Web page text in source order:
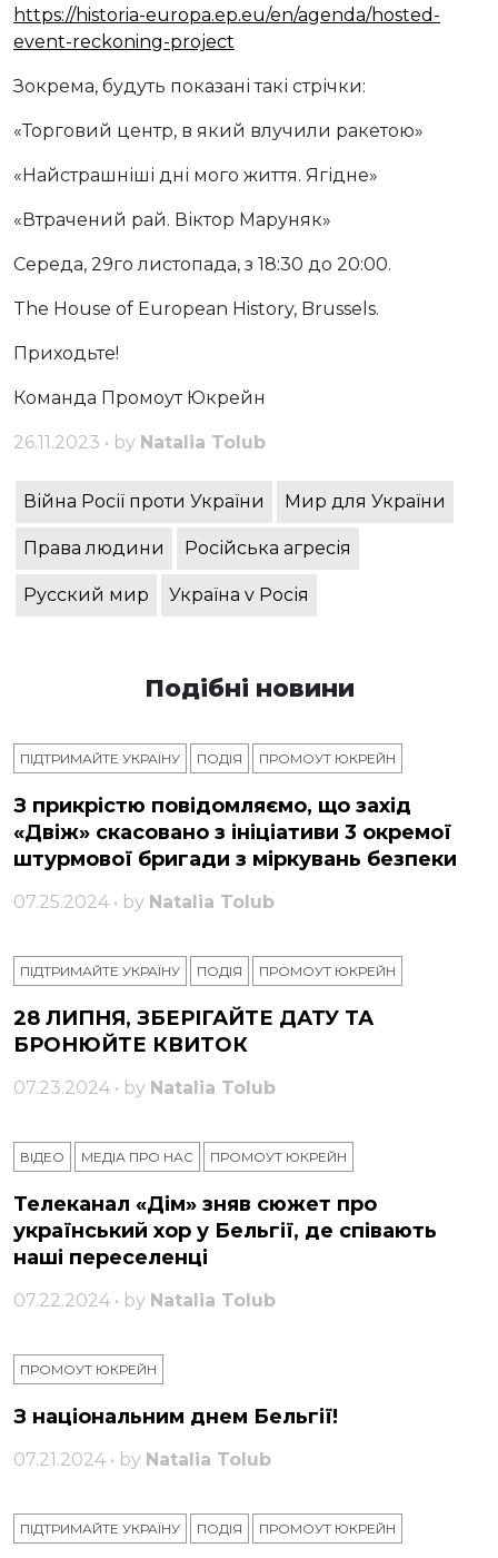
https://historia-europa.ep.eu/en/agenda/hosted-
event-reckoning-project
Зокрема, будуть показані такі стрічки:
«Торговий центр, в який влучили ракетою»
«Найстрашніші дні мого життя. Ягідне»
«Втрачений рай. Віктор Маруняк»
Середа, 29го листопада, з 18:30 до 20:00.
The House of European History, Brussels.
Приходьте!
Команда Промоут Юкрейн
26.11.2023 • by Natalia Tolub
Війна Росії проти України Мир для України
Права людини Російська агресія
Русский мир Україна v Росія
Подібні новини
ПІДТРИМАЙТЕ УКРАЇНУ ПОДІЯ ПРОМОУТ ЮКРЕЙН
З прикрістю повідомляємо, що захід
«Двіж» скасовано з ініціативи 3 окремої
штурмової бригади з міркувань безпеки
07.25.2024 • by Natalia Tolub
ПІДТРИМАЙТЕ УКРАЇНУ ПОДІЯ ПРОМОУТ ЮКРЕЙН
28 ЛИПНЯ, ЗБЕРІГАЙТЕ ДАТУ ТА
БРОНЮЙТЕ КВИТОК
07.23.2024 • by Natalia Tolub
ВІДЕО МЕДІА ПРО НАС ПРОМОУТ ЮКРЕЙН
Телеканал «Дім» зняв сюжет про
український хор у Бельгії, де співають
наші переселенці
07.22.2024 • by Natalia Tolub
ПРОМОУТ ЮКРЕЙН
З національним днем ​​Бельгії!
07.21.2024 • by Natalia Tolub
ПІДТРИМАЙТЕ УКРАЇНУ ПОДІЯ ПРОМОУТ ЮКРЕЙН